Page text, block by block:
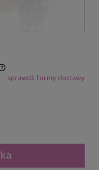
sprawdź formy dostawy